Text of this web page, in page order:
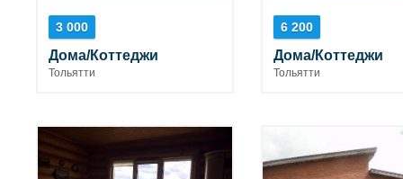
3 000
Дома/Коттеджи
Тольятти
6 200
Дома/Коттеджи
Тольятти